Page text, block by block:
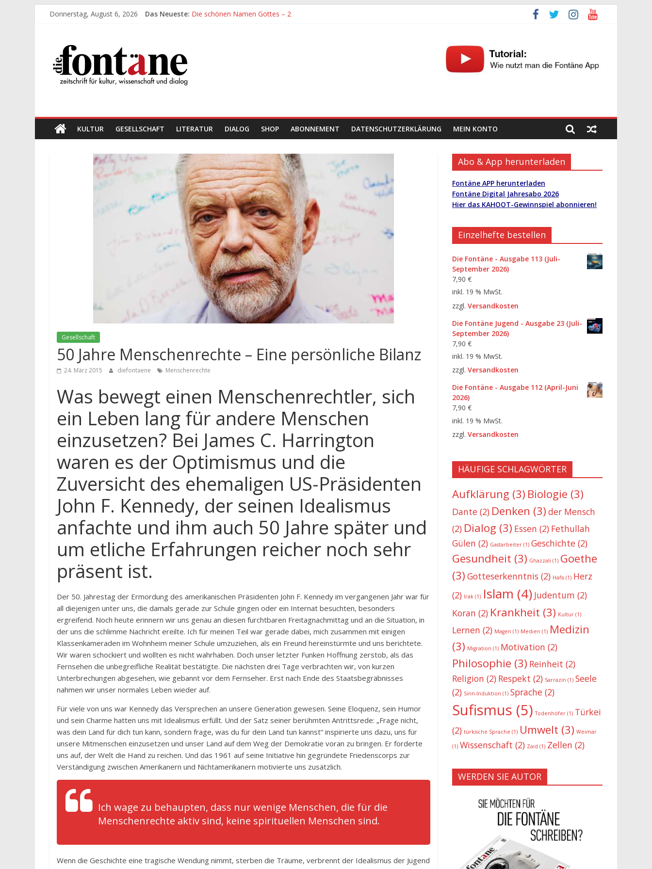
ZumDonnerstag, August 6, 2026 Das Neueste: Die schönen Namen Gottes – 2
Die
Fontäne
kultur,
wissenschaft
und
KULTUR GESELLSCHAFT LITERATUR DIALOG SHOP ABONNEMENT DATENSCHUTZERKLÄRUNG MEIN KONTO
Gesellschaft
50 Jahre Menschenrechte – Eine persönliche Bilanz
24. März 2015 diefontaene Menschenrechte
Was bewegt einen Menschenrechtler, sich
ein Leben lang für andere Menschen
einzusetzen? Bei James C. Harrington
waren es der Optimismus und die
Zuversicht des ehemaligen US-Präsidenten
John F. Kennedy, der seinen Idealismus
anfachte und ihm auch 50 Jahre später und
um etliche Erfahrungen reicher noch sehr
präsent ist.
Der 50. Jahrestag der Ermordung des amerikanischen Präsidenten John F. Kennedy im vergangenen Jahr war für
all diejenigen unter uns, die damals gerade zur Schule gingen oder ein Internat besuchten, besonders
ergreifend. Noch heute erinnern wir uns genau an diesen furchtbaren Freitagnachmittag und an die Situation, in
der uns die schlimme Nachricht ereilte. Ich für meinen Teil war gerade dabei, mich zusammen mit einigen
Klassenkameraden im Wohnheim meiner Schule umzuziehen, als ein Freund hereinstürmte und uns berichtete.
Wir waren schockiert und wollten es nicht wahrhaben. Doch unser letzter Funken Hoffnung zerstob, als das
Fernsehen die unbegreifliche Realität bestätigte. Die nächsten drei Tage verbrachten wir, von kurzen
Unterbrechungen abgesehen, wie gebannt vor dem Fernseher. Erst nach Ende des Staatsbegräbnisses
nahmen wir unser normales Leben wieder auf.
Für viele von uns war Kennedy das Versprechen an unsere Generation gewesen. Seine Eloquenz, sein Humor
und sein Charme hatten uns mit Idealismus erfüllt. Und der Satz seiner berühmten Antrittsrede: „Frage nicht,
was dein Land für dich tun kann, sondern frage, was du für dein Land tun kannst“ inspirierte uns dazu, uns für
unsere Mitmenschen einzusetzen und unser Land auf dem Weg der Demokratie voran zu bringen. Er forderte
uns auf, der Welt die Hand zu reichen. Und das 1961 auf seine Initiative hin gegründete Friedenscorps zur
Verständigung zwischen Amerikanern und Nichtamerikanern motivierte uns zusätzlich.
Ich wage zu behaupten, dass nur wenige Menschen, die für die
Menschenrechte aktiv sind, keine spirituellen Menschen sind.
Wenn die Geschichte eine tragische Wendung nimmt, sterben die Träume, verbrennt der Idealismus der Jugend
Abo & App herunterladen
Fontäne APP herunterladen
Fontäne Digital Jahresabo 2026
Hier das KAHOOT-Gewinnspiel abonnieren!
Einzelhefte bestellen
Die Fontäne - Ausgabe 113 (Juli-
September 2026)
7,90 €
inkl. 19 % MwSt.
zzgl. Versandkosten
Die Fontäne Jugend - Ausgabe 23 (Juli-
September 2026)
7,90 €
inkl. 19 % MwSt.
zzgl. Versandkosten
Die Fontäne - Ausgabe 112 (April-Juni
2026)
7,90 €
inkl. 19 % MwSt.
zzgl. Versandkosten
HÄUFIGE SCHLAGWÖRTER
Aufklärung (3) Biologie (3)
Dante (2) Denken (3) der Mensch
(2) Dialog (3) Essen (2) Fethullah
Gülen (2) Gastarbeiter (1) Geschichte (2)
Gesundheit (3) Ghazzali (1) Goethe
(3) Gotteserkenntnis (2) Hafis (1) Herz
(2) Irak (1) Islam (4) Judentum (2)
Koran (2) Krankheit (3) Kultur (1)
Lernen (2) Magen (1) Medien (1) Medizin
(3) Migration (1) Motivation (2)
Philosophie (3) Reinheit (2)
Religion (2) Respekt (2) Sarrazin (1) Seele
(2) Sinn-Induktion (1) Sprache (2)
Sufismus (5) Todenhöfer (1) Türkei
(2) türkische Sprache (1) Umwelt (3) Weimar
(1) Wissenschaft (2) Zaid (1) Zellen (2)
WERDEN SIE AUTOR